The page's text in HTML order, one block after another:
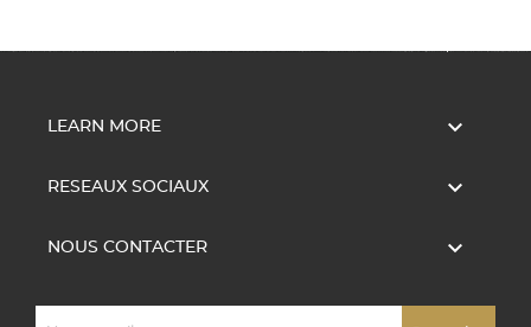
LEARN MORE 
RESEAUX SOCIAUX 
NOUS CONTACTER 